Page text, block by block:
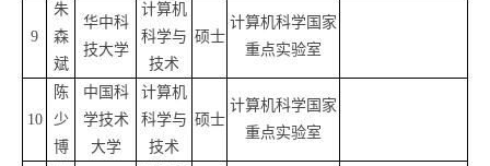
9
朱
森
斌
华中科
技大学
计算机
科学与
技术
硕士
计算机科学国家
重点实验室
10
陈
少
博
中国科
学技术
大学
计算机
科学与
技术
硕士
计算机科学国家
重点实验室